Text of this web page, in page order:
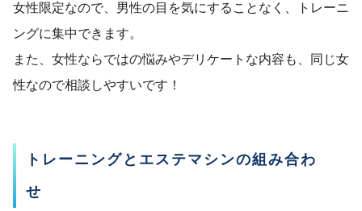
女性限定なので、男性の目を気にすることなく、トレーニ
ングに集中できます。
また、女性ならではの悩みやデリケートな内容も、同じ女
性なので相談しやすいです！
トレーニングとエステマシンの組み合わ
せ